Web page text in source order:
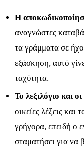
Η
αναγνώστες
τα γράμματα σε
εξάσκηση, αυτό
ταχύτητα.
Το λεξιλόγιο και
οικείες λέξεις και
γρήγορα, επειδή ο
σταματήσει για να